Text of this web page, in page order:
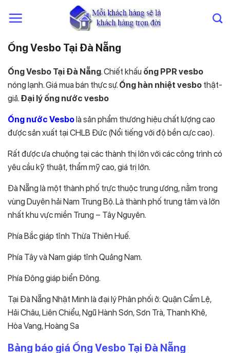
đến
dungỐng Vesbo Tại Đà Nẵng
Ống Vesbo Tại Đà Nẵng. Chiết khấu ống PPR vesbo
nóng lạnh. Giá mua bán thực sự. Ống hàn nhiệt vesbo thật-
giả. Đại lý ống nước vesbo
Ống nước Vesbolà sản phẩm thương hiệu chất lượng cao
được sản xuất tại CHLB Đức (Nổi tiếng với độ bền cực cao).
Rất được ưa chuộng tại các thành thị lớn với các công trình có
yêu cầu kỹ thuật, thẩm mỹ cao, giá trị lớn.
Đà Nẵng là một thành phố trực thuộc trung ương, nằm trong
vùng Duyên hải Nam Trung Bộ. Là thành phố trung tâm và lớn
nhất khu vực miền Trung – Tây Nguyên.
Phía Bắc giáp tỉnh Thừa Thiên Huế.
Phía Tây và Nam giáp tỉnh Quảng Nam.
Phía Đông giáp biển Đông.
Tại Đà Nẵng Nhật Minh là đại lý Phân phối ở: Quận Cẩm Lệ,
Hải Châu, Liên Chiểu, Ngũ Hành Sơn, Sơn Trà, Thanh Khê,
Hòa Vang, Hoàng Sa
Bảng báo giá Ống Vesbo Tại Đà Nẵng